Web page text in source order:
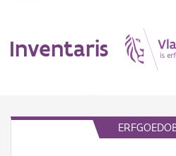
Inventaris